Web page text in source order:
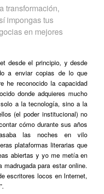
transformación,
impongas tus
en mejores
desde el principio, y desde
a enviar copias de lo que
he reconocido la capacidad
donde adquieres mucho
a la tecnología, sino a la
(el poder institucional) no
cómo durante sus años
las noches en vilo
plataformas literarias que
abiertas y yo me metía en
para estar online.
escritores locos en Internet,